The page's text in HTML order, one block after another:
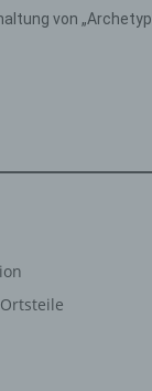
von „Archetyp